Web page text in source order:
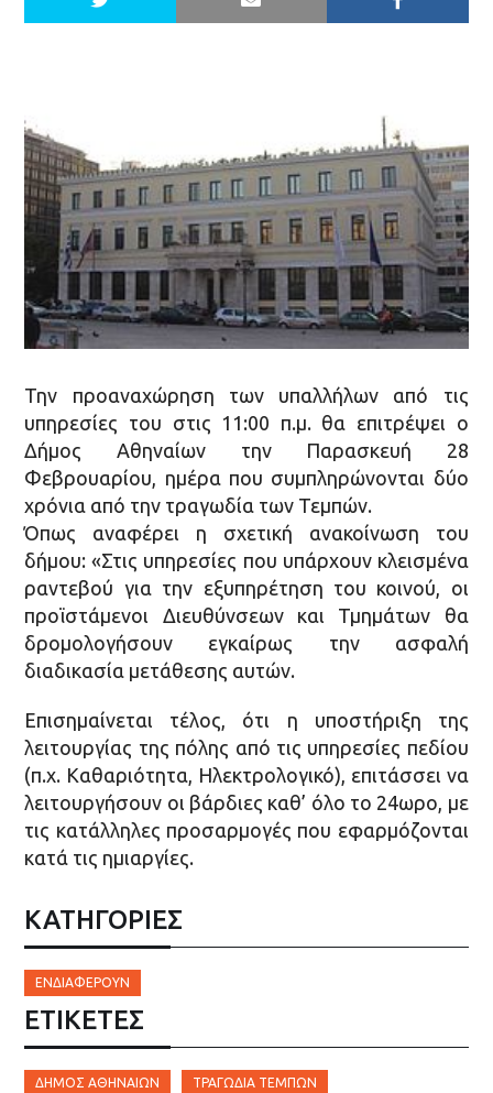
Την προαναχώρηση των υπαλλήλων από τις
υπηρεσίες του στις 11:00 π.μ. θα επιτρέψει ο
Δήμος Αθηναίων την Παρασκευή 28
Φεβρουαρίου, ημέρα που συμπληρώνονται δύο
χρόνια από την τραγωδία των Τεμπών.
Όπως αναφέρει η σχετική ανακοίνωση του
δήμου: «Στις υπηρεσίες που υπάρχουν κλεισμένα
ραντεβού για την εξυπηρέτηση του κοινού, οι
προϊστάμενοι Διευθύνσεων και Τμημάτων θα
δρομολογήσουν εγκαίρως την ασφαλή
διαδικασία μετάθεσης αυτών.
Επισημαίνεται τέλος, ότι η υποστήριξη της
λειτουργίας της πόλης από τις υπηρεσίες πεδίου
(π.χ. Καθαριότητα, Ηλεκτρολογικό), επιτάσσει να
λειτουργήσουν οι βάρδιες καθ’ όλο το 24ωρο, με
τις κατάλληλες προσαρμογές που εφαρμόζονται
κατά τις ημιαργίες.
ΚΑΤΗΓΟΡΙΕΣ
ΕΝΔΙΑΦΈΡΟΥΝ
ΕΤΙΚΈΤΕΣ
ΔΉΜΟΣ ΑΘΗΝΑΊΩΝ ΤΡΑΓΩΔΊΑ ΤΕΜΠΏΝ